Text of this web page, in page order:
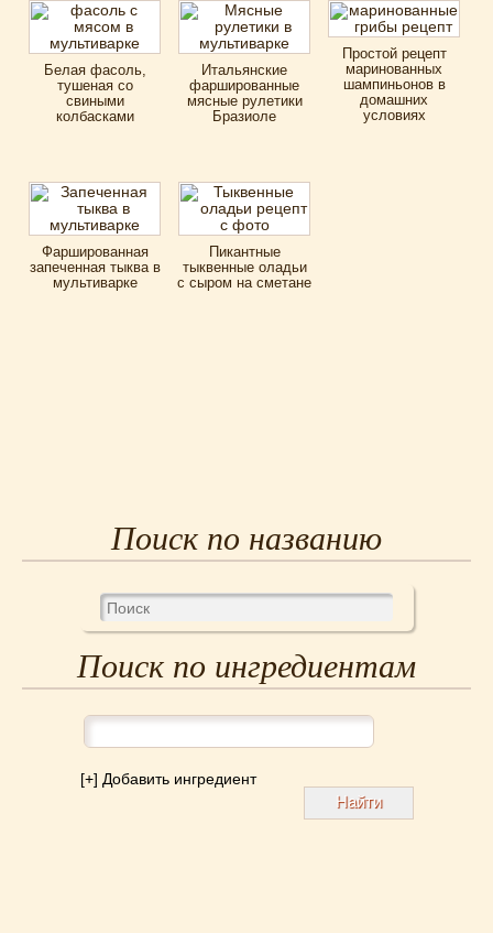
Белая фасоль,
тушеная со
свиными
колбасками
Итальянские
фаршированные
мясные рулетики
Бразиоле
Простой рецепт
маринованных
шампиньонов в
домашних
условиях
Фаршированная
запеченная тыква в
мультиварке
Пикантные
тыквенные оладьи
с сыром на сметане
Поиск по названию
Поиск по ингредиентам
[+] Добавить ингредиент